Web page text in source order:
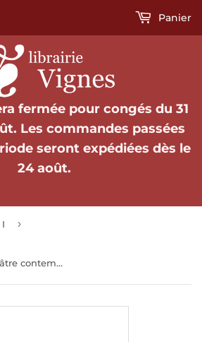
fermée pour congés du 31
Les commandes passées
seront expédiées dès le
24 août.
Panier
›
Henrik Ibsen et le théâtre contemporain.